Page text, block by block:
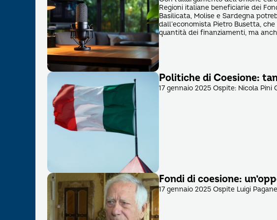
Regioni italiane beneficiarie dei
Basilicata, Molise e Sardegna
dall’economista Pietro Busetta,
quantità dei finanziamenti, ma
Politiche di Coesione:
17 gennaio 2025 Ospite: Nicola Pini
Fondi di coesione:
17 gennaio 2025 Ospite Luigi